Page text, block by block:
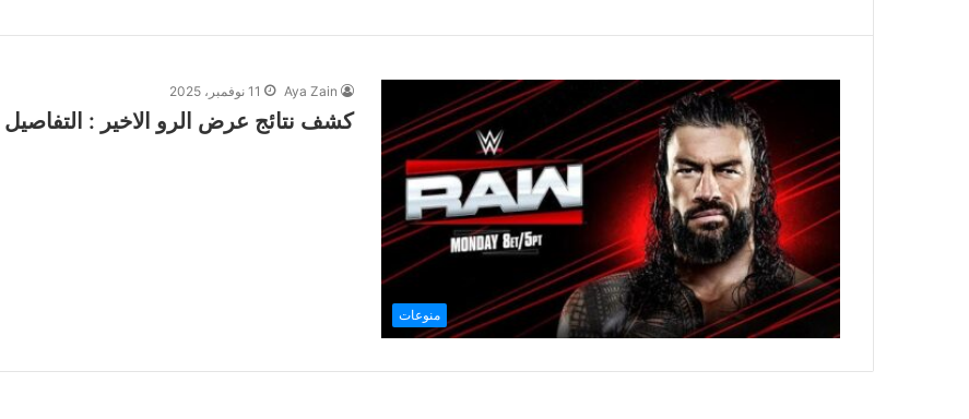
منوعات
Aya Zain 11 نوفمبر، 2025
كشف نتائج عرض الرو الاخير : التفاصيل